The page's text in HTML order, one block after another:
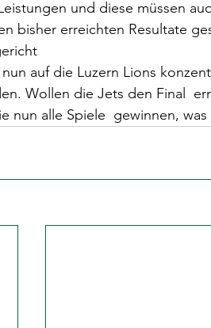
und diese müssen
bisher erreichten Resultate
auf die Luzern Lions
Wollen die Jets den Final
nun alle Spiele  gewinnen,